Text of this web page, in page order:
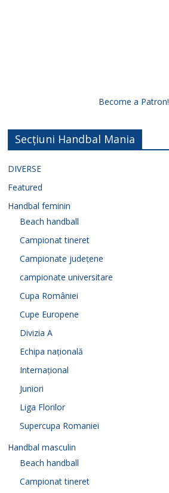
Become a Patron!
Secțiuni Handbal Mania
DIVERSE
Featured
Handbal feminin
Beach handball
Campionat tineret
Campionate județene
campionate universitare
Cupa României
Cupe Europene
Divizia A
Echipa națională
Internațional
Juniori
Liga Florilor
Supercupa Romaniei
Handbal masculin
Beach handball
Campionat tineret